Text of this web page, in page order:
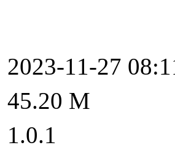
2023-11-27
45.20 M
1.0.1